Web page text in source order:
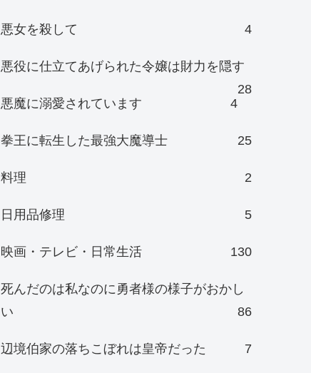
悪女を殺して 4
悪役に仕立てあげられた令嬢は財力を隠す
28
悪魔に溺愛されています
4
拳王に転生した最強大魔導士 25
料理 2
日用品修理 5
映画・テレビ・日常生活 130
死んだのは私なのに勇者様の様子がおかし
い
86
辺境伯家の落ちこぼれは皇帝だった 7